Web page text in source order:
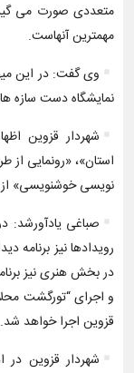
متعددی صورت می
مهمترین آنهاست.
وی گفت: در این
نمایشگاه دست سازه
شهردار قزوین
استان»، «رونمایی
نویسی خوشنویسی» از
صباغی یادآورشد:
رویدادها نیز برنامه
در بخش هنری نیز
و اجرای “تورگشت
قزوین اجرا خواهد شد.
شهردار قزوین